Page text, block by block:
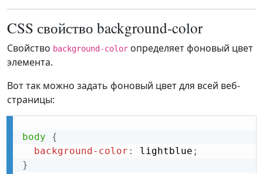
CSS свойство background-color
Свойство background-color определяет фоновый цвет
элемента.
Вот так можно задать фоновый цвет для всей веб-
страницы:
body
{
background-color : lightblue ;
}